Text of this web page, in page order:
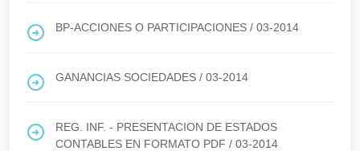
BP-ACCIONES O PARTICIPACIONES / 03-2014
GANANCIAS SOCIEDADES / 03-2014
REG. INF. - PRESENTACION DE ESTADOS
CONTABLES EN FORMATO PDF / 03-2014